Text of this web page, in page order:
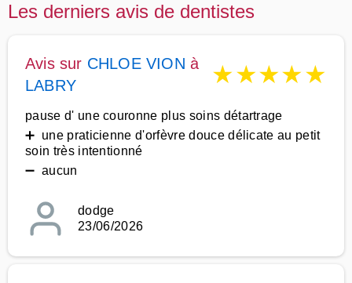
Les derniers avis de dentistes
Avis sur CHLOE VION à
LABRY
★★★★★
pause d' une couronne plus soins détartrage
➕ une praticienne d'orfèvre douce délicate au petit
soin très intentionné
➖ aucun
dodge
23/06/2026